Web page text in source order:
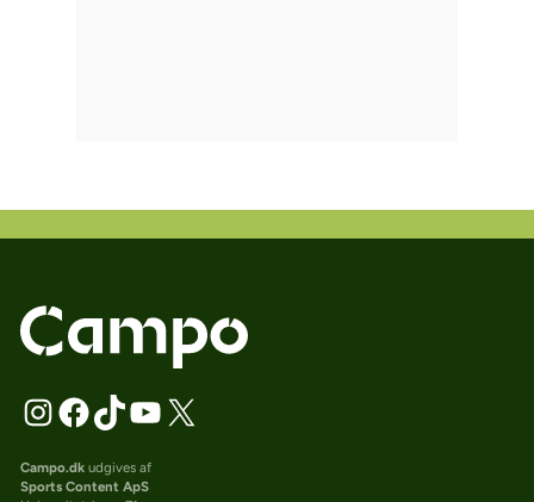
Campo.dkudgives af
Sports Content ApS